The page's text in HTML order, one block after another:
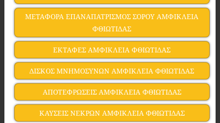
ΜΕΤΑΦΟΡΑ ΕΠΑΝΑΠΑΤΡΙΣΜΟΣ ΣΟΡΟΥ ΑΜΦΙΚΛΕΙΑ
ΦΘΙΩΤΙΔΑΣ
ΕΚΤΑΦΕΣ ΑΜΦΙΚΛΕΙΑ ΦΘΙΩΤΙΔΑΣ
ΔΙΣΚΟΣ ΜΝΗΜΟΣΥΝΩΝ ΑΜΦΙΚΛΕΙΑ ΦΘΙΩΤΙΔΑΣ
ΑΠΟΤΕΦΡΩΣΕΙΣ ΑΜΦΙΚΛΕΙΑ ΦΘΙΩΤΙΔΑΣ
ΚΑΥΣΕΙΣ ΝΕΚΡΩΝ ΑΜΦΙΚΛΕΙΑ ΦΘΙΩΤΙΔΑΣ